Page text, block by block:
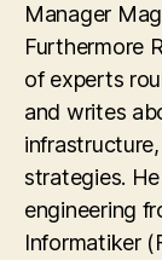
Manager
Furthermore
of experts
and writes
strategies.
engineering
Informatiker